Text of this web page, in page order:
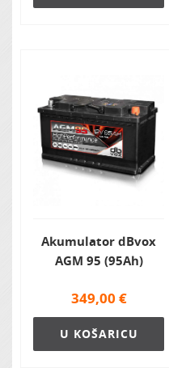
Akumulator dBvox
AGM 95 (95Ah)
349,00 €
U KOŠARICU